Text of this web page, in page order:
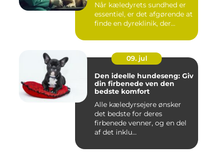
Når kæledyrets sundhed er
essentiel, er det afgørende at
finde en dyreklinik, der...
09. jul
Den ideelle hundeseng: Giv
din firbenede ven den
bedste komfort
Alle kæledyrsejere ønsker
det bedste for deres
firbenede venner, og en del
af det inklu...